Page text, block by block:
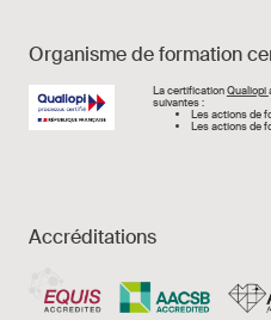
Organisme de formation
Image La certificationQualiopi
suivantes :
Les actions de
Les actions de
Accréditations